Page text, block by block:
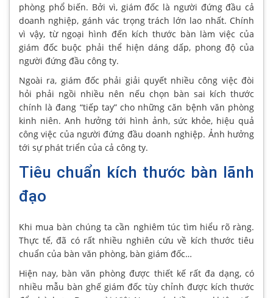
phòng phổ biến. Bởi vì, giám đốc là người đứng đầu cả
doanh nghiệp, gánh vác trọng trách lớn lao nhất. Chính
vì vậy, từ ngoại hình đến kích thước bàn làm việc của
giám đốc buộc phải thể hiện dáng dấp, phong độ của
người đứng đầu công ty.
Ngoài ra, giám đốc phải giải quyết nhiều công việc đòi
hỏi phải ngồi nhiều nên nếu chọn bàn sai kích thước
chính là đang “tiếp tay” cho những căn bệnh văn phòng
kinh niên. Anh hưởng tới hình ảnh, sức khỏe, hiệu quả
công việc của người đứng đầu doanh nghiệp. Ảnh hưởng
tới sự phát triển của cả công ty.
Tiêu chuẩn kích thước bàn lãnh
đạo
Khi mua bàn chúng ta cần nghiêm túc tìm hiểu rõ ràng.
Thực tế, đã có rất nhiều nghiên cứu về kích thước tiêu
chuẩn của bàn văn phòng, bàn giám đốc…
Hiện nay, bàn văn phòng được thiết kế rất đa dạng, có
nhiều mẫu bàn ghế giám đốc tùy chỉnh được kích thước